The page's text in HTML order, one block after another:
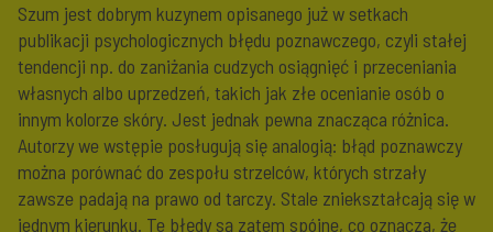
Szum jest dobrym kuzynem opisanego już w setkach
publikacji psychologicznych błędu poznawczego, czyli stałej
tendencji np. do zaniżania cudzych osiągnięć i przeceniania
własnych albo uprzedzeń, takich jak złe ocenianie osób o
innym kolorze skóry. Jest jednak pewna znacząca różnica.
Autorzy we wstępie posługują się analogią: błąd poznawczy
można porównać do zespołu strzelców, których strzały
zawsze padają na prawo od tarczy. Stale zniekształcają się w
jednym kierunku. Te błędy są zatem spójne, co oznacza, że